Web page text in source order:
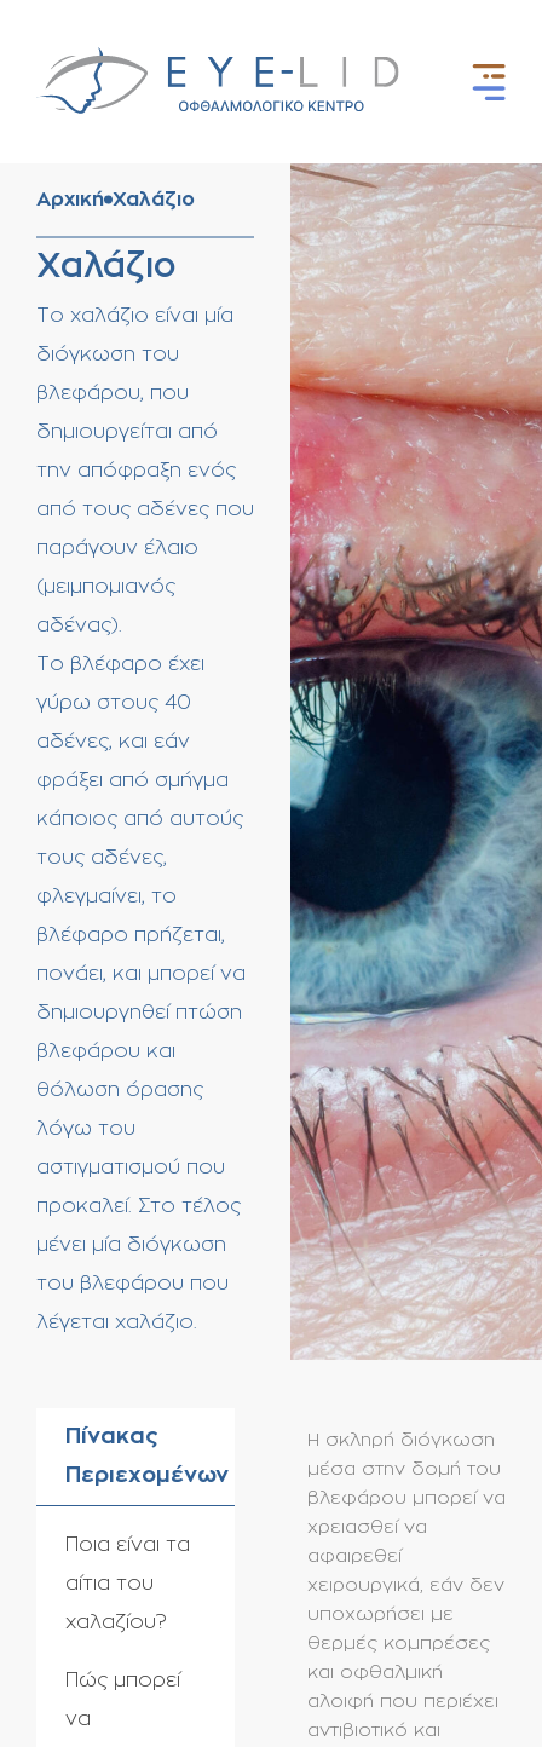
Αρχική Χαλάζιο
Χαλάζιο
Το χαλάζιο είναι μία
διόγκωση του
βλεφάρου, που
δημιουργείται από
την απόφραξη ενός
από τους αδένες που
παράγουν έλαιο
(μειμπομιανός
αδένας).
Το βλέφαρο έχει
γύρω στους 40
αδένες, και εάν
φράξει από σμήγμα
κάποιος από αυτούς
τους αδένες,
φλεγμαίνει, το
βλέφαρο πρήζεται,
πονάει, και μπορεί να
δημιουργηθεί πτώση
βλεφάρου και
θόλωση όρασης
λόγω του
αστιγματισμού που
προκαλεί. Στο τέλος
μένει μία διόγκωση
του βλεφάρου που
λέγεται χαλάζιο.
Η σκληρή διόγκωση
μέσα στην δομή του
βλεφάρου μπορεί να
χρειασθεί να
αφαιρεθεί
χειρουργικά, εάν δεν
υποχωρήσει με
θερμές κομπρέσες
και οφθαλμική
αλοιφή που περιέχει
αντιβιοτικό και
Πίνακας
Περιεχομένων
Ποια είναι τα
αίτια του
χαλαζίου?
Πώς μπορεί
να